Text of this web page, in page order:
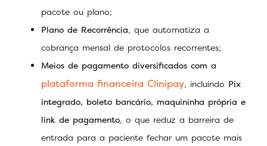
pacote ou plano;
Plano de Recorrência, que automatiza a
cobrança mensal de protocolos recorrentes;
Meios de pagamento diversificados com a
plataforma financeira Clinipay, incluindo Pix
integrado, boleto bancário, maquininha própria e
link de pagamento, o que reduz a barreira de
entrada para a paciente fechar um pacote mais